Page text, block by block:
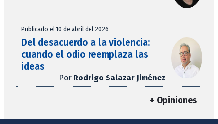
Publicado el 10 de abril del 2026
Del desacuerdo a la violencia:
cuando el odio reemplaza las
ideas
Por Rodrigo Salazar Jiménez
+ Opiniones